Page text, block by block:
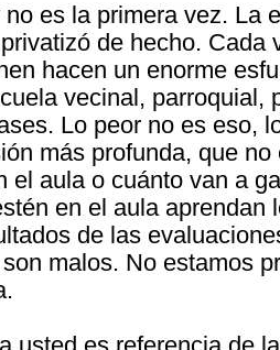
es la primera vez. La
de hecho. Cada
hacen un enorme
vecinal, parroquial,
Lo peor no es eso,
más profunda, que
el aula o cuánto van a
en el aula aprendan
de las
malos. No estamos